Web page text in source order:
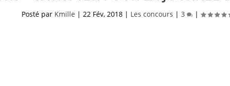
Posté par Kmille | 22 Fév, 2018| Les concours | 3 |